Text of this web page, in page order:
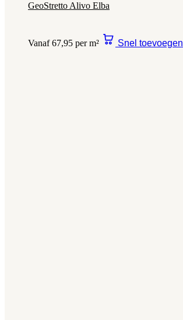
GeoStretto Alivo Elba
Vanaf 67,95 per m² Snel toevoegen